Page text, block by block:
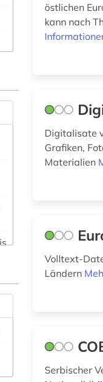
östlichen
kann nach
Digitalisate
Grafiken,
Materialien
Volltext-
Ländern
Serbischer